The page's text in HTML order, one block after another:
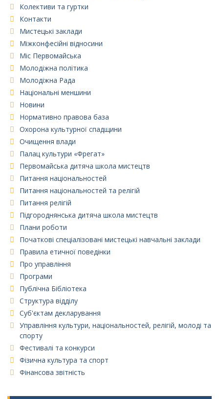
Колективи та гуртки
Контакти
Мистецькі заклади
Міжконфесійні відносини
Міс Первомайська
Молодіжна політика
Молодіжна Рада
Національні меншини
Новини
Нормативно правова база
Охорона культурної спадщини
Очищення влади
Палац культури «Фрегат»
Первомайська дитяча школа мистецтв
Питання національностей
Питання національностей та релігій
Питання релігій
Підгороднянська дитяча школа мистецтв
Плани роботи
Початкові спеціалізовані мистецькі навчальні заклади
Правила етичної поведінки
Про управління
Програми
Публічна Бібліотека
Структура відділу
Суб'єктам декларування
Управління культури, національностей, релігій, молоді та
спорту
Фестивалі та конкурси
Фізична культура та спорт
Фінансова звітність